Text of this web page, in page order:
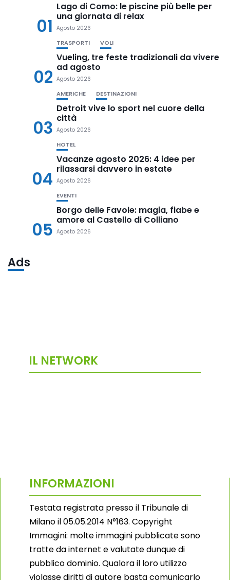
01
Lago di Como: le piscine più belle per
una giornata di relax
Agosto 2026
02
TRASPORTI VOLI
Vueling, tre feste tradizionali da vivere
ad agosto
Agosto 2026
03
AMERICHE DESTINAZIONI
Detroit vive lo sport nel cuore della
città
Agosto 2026
04
HOTEL
Vacanze agosto 2026: 4 idee per
rilassarsi davvero in estate
Agosto 2026
05
EVENTI
Borgo delle Favole: magia, fiabe e
amore al Castello di Colliano
Agosto 2026
Ads
IL NETWORK
INFORMAZIONI
Testata registrata presso il Tribunale di
Milano il 05.05.2014 N°163. Copyright
Immagini: molte immagini pubblicate sono
tratte da internet e valutate dunque di
pubblico dominio. Qualora il loro utilizzo
violasse diritti di autore basta comunicarlo